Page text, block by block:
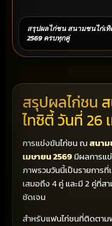
สรุปผลไก่ชน สนามชนไก่เ
2569 ครบทุกคู่
สรุปผลไก่ชน
ไทซิตี้ วันที่ 26
การแข่งขันไก่ชน ณสนาม
เมษายน 2569มีผลการแ
ภาพรวมวันนี้เป็นรายการ
เสมอถึง 4 คู่ และมี 2 คู่ที่ส
ชัดเจน
สำหรับแฟนไก่ชนที่ติดตา